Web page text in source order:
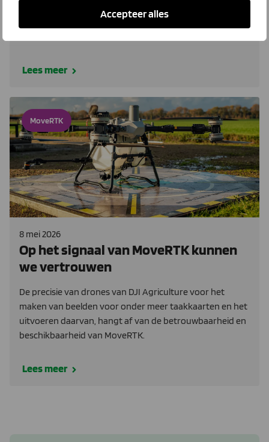
Accepteer alles
vaak een uitdaging. Spuitlicentie.nl speelt daarop in met
een flexibele en praktijkgerichte digitale leeromgeving,
Lees meer
MoveRTK
8 mei 2026
Op het signaal van MoveRTK kunnen
we vertrouwen
De precisie van drones van DJI Agriculture voor het
maken van beelden voor onder meer taakkaarten en het
uitvoeren daarvan, hangt af van de betrouwbaarheid en
beschikbaarheid van MoveRTK.
Lees meer